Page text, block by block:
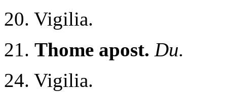
20. Vigilia.
21. Thome apost. Du.
24. Vigilia.